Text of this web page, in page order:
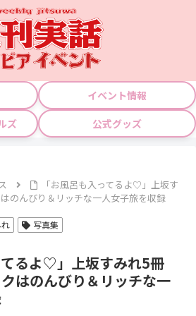
イベント情報
ズ
公式グッズ
「お風呂も入ってるよ♡」上坂す
のんびり＆リッチな一人女子旅を収録
写真集
てるよ♡」上坂すみれ5冊
はのんびり＆リッチな一